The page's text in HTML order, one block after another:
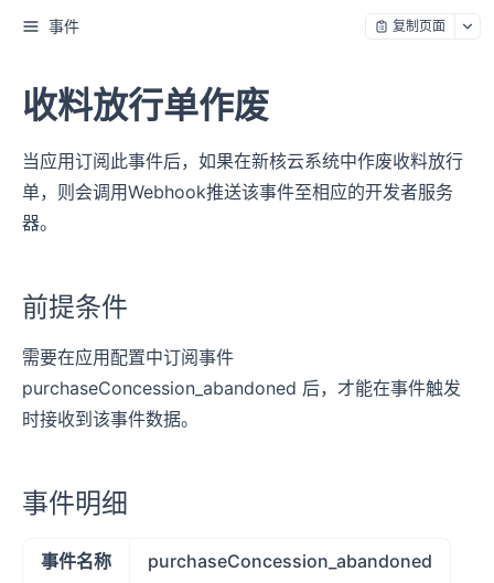
事件 复制页面
收料放行单作废
当应用订阅此事件后，如果在新核云系统中作废收料放行
单，则会调用Webhook推送该事件至相应的开发者服务
器。
前提条件
需要在应用配置中订阅事件
purchaseConcession_abandoned 后，才能在事件触发
时接收到该事件数据。
事件明细
事件名称 purchaseConcession_abandoned